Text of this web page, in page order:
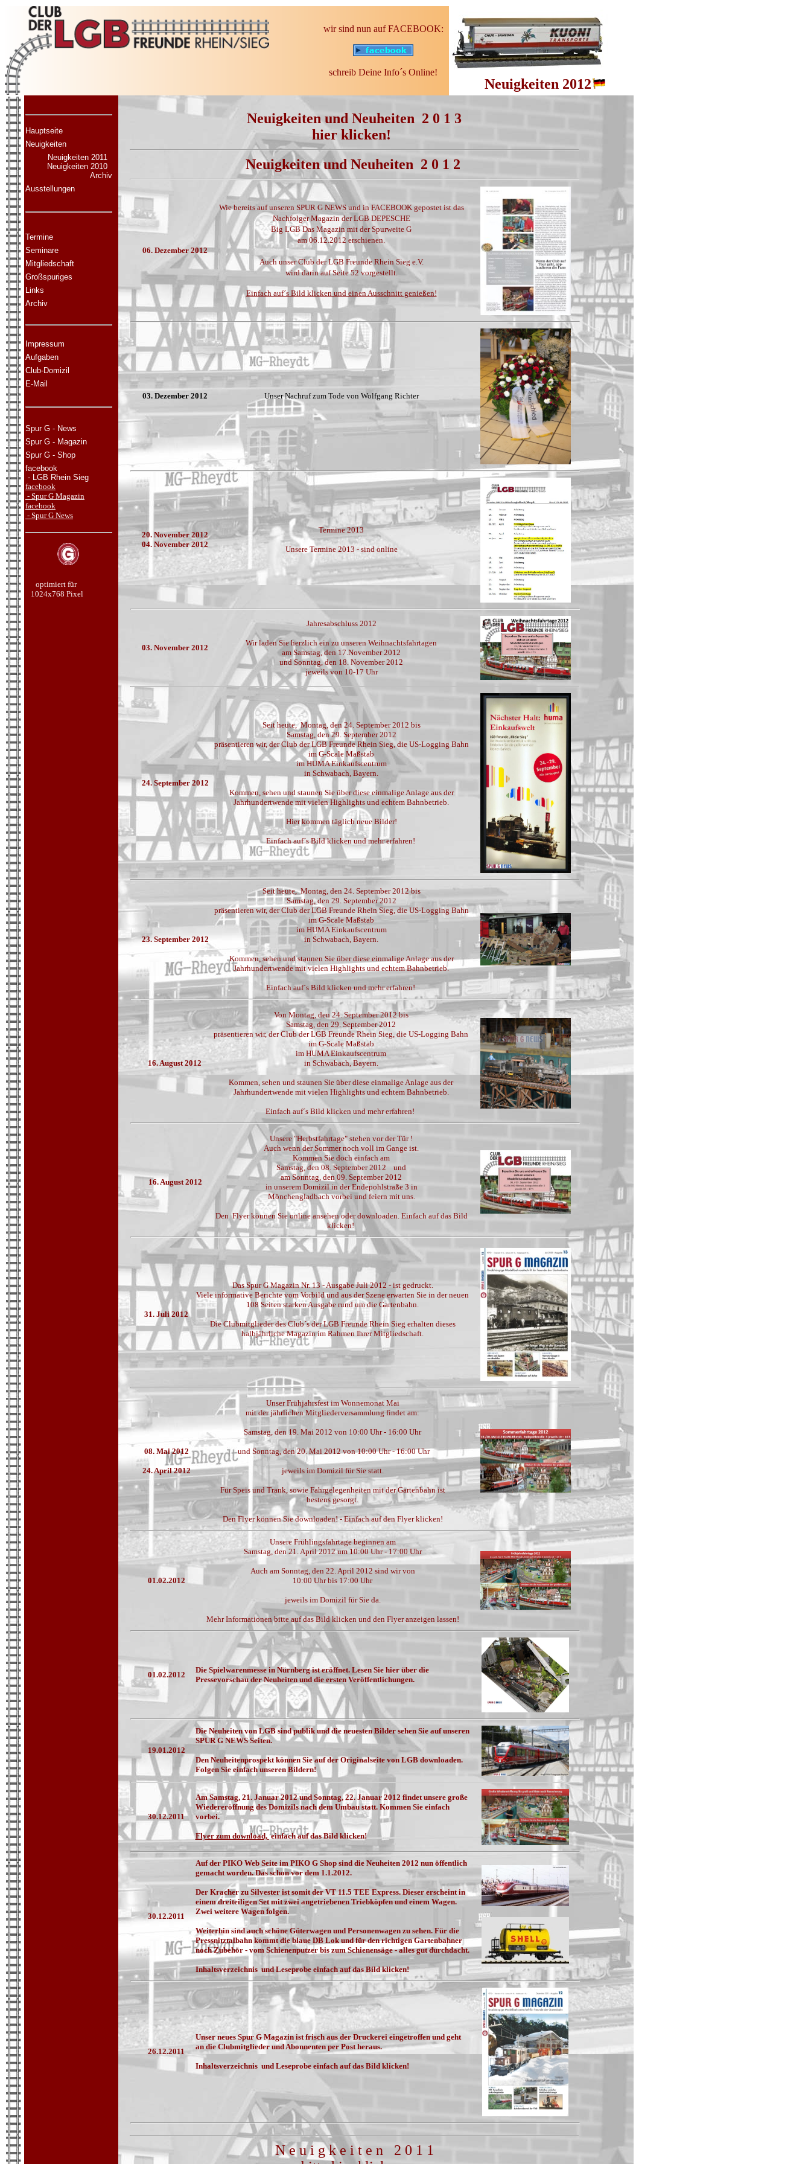
wir sind nun auf FACEBOOK:
schreib Deine Info´s Online!
Neuigkeiten 2012
Hauptseite
Neuigkeiten
Neuigkeiten 2011
Neuigkeiten 2010
Archiv
Ausstellungen
Termine
Seminare
Mitgliedschaft
Großspuriges
Links
Archiv
Impressum
Aufgaben
Club-Domizil
E-Mail
Spur G - News
Spur G - Magazin
Spur G - Shop
facebook
- LGB Rhein Sieg
facebook
- Spur G Magazin
facebook
- Spur G News
optimiert für
1024x768 Pixel
Neuigkeiten und Neuheiten 2 0 1 3
hier klicken!
Neuigkeitenund Neuheiten 2 0 1 2
06. Dezember 2012
Wie bereits auf unseren SPUR G NEWS und in FACEBOOK gepostet ist das
Nachfolger Magazin der LGB DEPESCHE
Big LGB Das Magazin mit der Spurweite G
am 06.12.2012 erschienen.
Auch unser Club der LGB Freunde Rhein Sieg e.V.
wird darin auf Seite 52 vorgestellt.
Einfach auf´s Bild klicken und einen Ausschnitt genießen!
03. Dezember 2012 Unser Nachruf zum Tode von Wolfgang Richter
20. November 2012
04. November 2012
Termine 2013
Unsere Termine 2013 - sind online
03. November 2012
Jahresabschluss 2012
Wir laden Sie herzlich ein zu unseren Weihnachtsfahrtagen
am Samstag, den 17.November 2012
und Sonntag, den 18. November 2012
jeweils von 10-17 Uhr
24. September 2012
Seit heute, Montag, den 24. September 2012 bis
Samstag, den 29. September 2012
präsentieren wir, der Club der LGB Freunde Rhein Sieg, die US-Logging Bahn
im G-Scale Maßstab
im HUMA Einkaufscentrum
in Schwabach, Bayern.
Kommen, sehen und staunen Sie über diese einmalige Anlage aus der
Jahrhundertwende mit vielen Highlights und echtem Bahnbetrieb.
Hier kommen täglich neue Bilder!
Einfach auf´s Bild klicken und mehr erfahren!
23. September 2012
Seit heute, Montag, den 24. September 2012 bis
Samstag, den 29. September 2012
präsentieren wir, der Club der LGB Freunde Rhein Sieg, die US-Logging Bahn
im G-Scale Maßstab
im HUMA Einkaufscentrum
in Schwabach, Bayern.
Kommen, sehen und staunen Sie über diese einmalige Anlage aus der
Jahrhundertwende mit vielen Highlights und echtem Bahnbetrieb.
Einfach auf´s Bild klicken und mehr erfahren!
16. August 2012
Von Montag, den 24. September 2012 bis
Samstag, den 29. September 2012
präsentieren wir, der Club der LGB Freunde Rhein Sieg, die US-Logging Bahn
im G-Scale Maßstab
im HUMA Einkaufscentrum
in Schwabach, Bayern.
Kommen, sehen und staunen Sie über diese einmalige Anlage aus der
Jahrhundertwende mit vielen Highlights und echtem Bahnbetrieb.
Einfach auf´s Bild klicken und mehr erfahren!
16. August 2012
Unsere "Herbstfahrtage" stehen vor der Tür !
Auch wenn der Sommer noch voll im Gange ist.
Kommen Sie doch einfach am
Samstag, den 08. September 2012 und
am Sonntag, den 09. September 2012
in unserem Domizil in der Endepohlstraße 3 in
Mönchengladbach vorbei und feiern mit uns.
Den Flyer können Sie online ansehen oder downloaden. Einfach auf das Bild
klicken!
31. Juli 2012
Das Spur G Magazin Nr. 13 - Ausgabe Juli 2012 - ist gedruckt.
Viele informative Berichte vom Vorbild und aus der Szene erwarten Sie in der neuen
108 Seiten starken Ausgabe rund um die Gartenbahn.
Die Clubmitglieder des Club´s der LGB Freunde Rhein Sieg erhalten dieses
halbjährliche Magazin im Rahmen Ihrer Mitgliedschaft.
08. Mai 2012
24. April 2012
Unser Frühjahrsfest im Wonnemonat Mai
mit der jährlichen Mitgliederversammlung findet am:
Samstag, den 19. Mai 2012 von 10:00 Uhr - 16:00 Uhr
und Sonntag, den 20. Mai 2012 von 10:00 Uhr - 16:00 Uhr
jeweils im Domizil für Sie statt.
Für Speis und Trank, sowie Fahrgelegenheiten mit der Gartenbahn ist
bestens gesorgt.
Den Flyer können Sie downloaden! - Einfach auf den Flyer klicken!
01.02.2012
Unsere Frühlingsfahrtage beginnen am
Samstag, den 21. April 2012 um 10:00 Uhr - 17:00 Uhr
Auch am Sonntag, den 22. April 2012 sind wir von
10:00 Uhr bis 17:00 Uhr
jeweils im Domizil für Sie da.
Mehr Informationen bitte auf das Bild klicken und den Flyer anzeigen lassen!
01.02.2012
Die Spielwarenmesse in Nürnberg ist eröffnet. Lesen Sie hier über die
Pressevorschau der Neuheiten und die ersten Veröffentlichungen.
19.01.2012
Die Neuheiten von LGB sind publik und die neuesten Bilder sehen Sie auf unseren
SPUR G NEWS Seiten.
Den Neuheitenprospekt können Sie auf der Originalseite von LGB downloaden.
Folgen Sie einfach unseren Bildern!
30.12.2011
Am Samstag, 21. Januar 2012 und Sonntag, 22. Januar 2012 findet unsere große
Wiedereröffnung des Domizils nach dem Umbau statt. Kommen Sie einfach
vorbei.
Flyerzum download, einfach auf das Bild klicken!
30.12.2011
Auf der PIKO Web Seite im PIKO G Shop sind die Neuheiten 2012 nun öffentlich
gemacht worden. Das schon vor dem 1.1.2012.
Der Kracher zu Silvester ist somit der VT 11.5 TEE Express. Dieser erscheint in
einem dreiteiligen Set mit zwei angetriebenen Triebköpfen und einem Wagen.
Zwei weitere Wagen folgen.
Weiterhin sind auch schöne Güterwagen und Personenwagen zu sehen. Für die
Pressnitztalbahn kommt die blaue DB Lok und für den richtigen Gartenbahner
noch Zubehör - vom Schienenputzer bis zum Schienensäge - alles gut durchdacht.
Inhaltsverzeichnis und Leseprobe einfach auf das Bild klicken!
26.12.2011
Unser neues Spur G Magazin ist frisch aus der Druckerei eingetroffen und geht
an die Clubmitglieder und Abonnenten per Post heraus.
Inhaltsverzeichnis und Leseprobe einfach auf das Bild klicken!
N e u i g k e i t e n 2 0 1 1